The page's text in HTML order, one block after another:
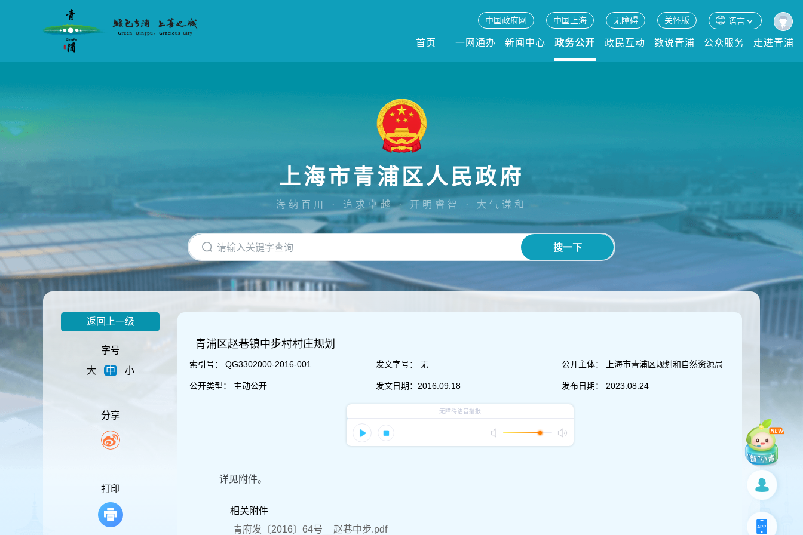
网
主
要
内
容
区
域
中国政府网 中国上海 无障碍 关怀版 语言
首页 一网通办 新闻中心 政务公开 政民互动 数说青浦 公众服务 走进青浦
上海市青浦区人民政府
海纳百川 · 追求卓越 · 开明睿智 · 大气谦和
搜一下
返回上一级
字号
大
中 小
分享
打印
青浦区赵巷镇中步村村庄规划
索引号： QG3302000-2016-001
公开类型： 主动公开
发文字号： 无
发文日期： 2016.09.18
公开主体： 上海市青浦区规划和自然资源局
发布日期： 2023.08.24
详见附件。
相关附件
青府发〔2016〕64号__赵巷中步.pdf